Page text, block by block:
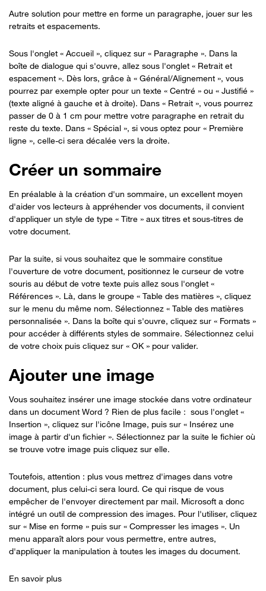
Autre solution pour mettre en forme un paragraphe, jouer sur les
retraits et espacements.
Sous l'onglet « Accueil », cliquez sur « Paragraphe ». Dans la
boîte de dialogue qui s'ouvre, allez sous l'onglet « Retrait et
espacement ». Dès lors, grâce à « Général/Alignement », vous
pourrez par exemple opter pour un texte « Centré » ou « Justifié »
(texte aligné à gauche et à droite). Dans « Retrait », vous pourrez
passer de 0 à 1 cm pour mettre votre paragraphe en retrait du
reste du texte. Dans « Spécial », si vous optez pour « Première
ligne », celle-ci sera décalée vers la droite.
Créer un sommaire
En préalable à la création d'un sommaire, un excellent moyen
d'aider vos lecteurs à appréhender vos documents, il convient
d'appliquer un style de type « Titre » aux titres et sous-titres de
votre document.
Par la suite, si vous souhaitez que le sommaire constitue
l'ouverture de votre document, positionnez le curseur de votre
souris au début de votre texte puis allez sous l'onglet «
Références ». Là, dans le groupe « Table des matières », cliquez
sur le menu du même nom. Sélectionnez « Table des matières
personnalisée ». Dans la boîte qui s'ouvre, cliquez sur « Formats »
pour accéder à différents styles de sommaire. Sélectionnez celui
de votre choix puis cliquez sur « OK » pour valider.
Ajouter une image
Vous souhaitez insérer une image stockée dans votre ordinateur
dans un document Word ? Rien de plus facile : sous l'onglet «
Insertion », cliquez sur l'icône Image, puis sur « Insérez une
image à partir d'un fichier ». Sélectionnez par la suite le fichier où
se trouve votre image puis cliquez sur elle.
Toutefois, attention : plus vous mettrez d'images dans votre
document, plus celui-ci sera lourd. Ce qui risque de vous
empêcher de l'envoyer directement par mail. Microsoft a donc
intégré un outil de compression des images. Pour l'utiliser, cliquez
sur « Mise en forme » puis sur « Compresser les images ». Un
menu apparaît alors pour vous permettre, entre autres,
d'appliquer la manipulation à toutes les images du document.
En savoir plus